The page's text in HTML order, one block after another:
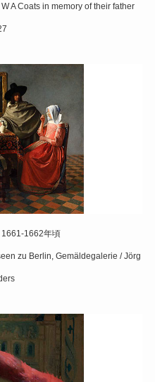
A Coats in memory of their father
1661-1662年頃
zu Berlin, Gemäldegalerie / Jörg